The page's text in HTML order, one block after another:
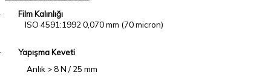
·
Film Kalınlığı
ISO 4591:1992 0,070 mm (70 micron)
·
Yapışma Keveti
Anlık > 8 N / 25 mm